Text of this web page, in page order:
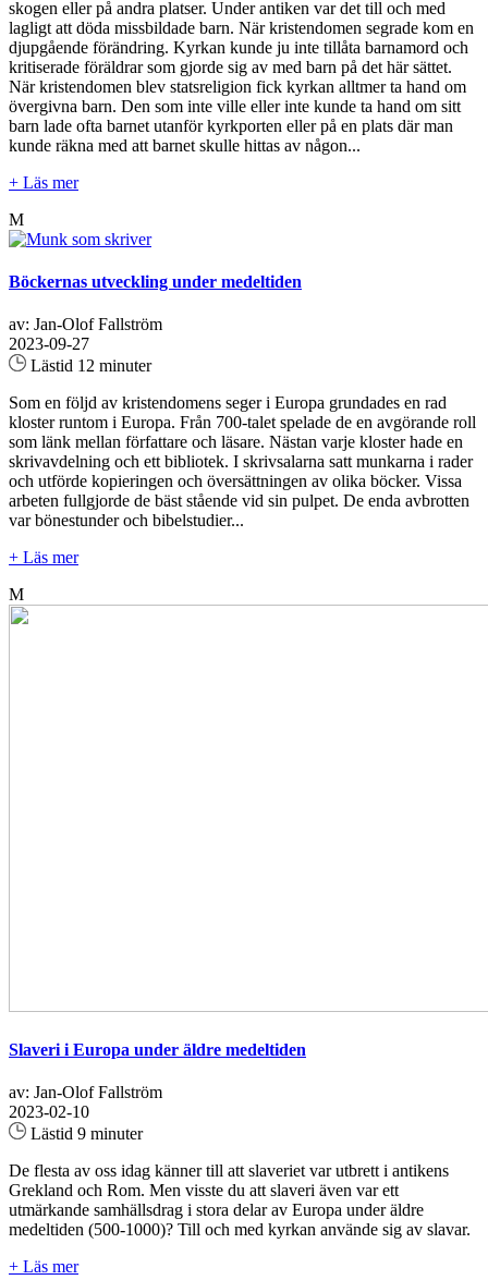
skogen eller på andra platser. Under antiken var det till och med
lagligt att döda missbildade barn. När kristendomen segrade kom en
djupgående förändring. Kyrkan kunde ju inte tillåta barnamord och
kritiserade föräldrar som gjorde sig av med barn på det här sättet.
När kristendomen blev statsreligion fick kyrkan alltmer ta hand om
övergivna barn. Den som inte ville eller inte kunde ta hand om sitt
barn lade ofta barnet utanför kyrkporten eller på en plats där man
kunde räkna med att barnet skulle hittas av någon...
+ Läs mer
M
Böckernas utveckling under medeltiden
av: Jan-Olof Fallström
2023-09-27
Lästid 12 minuter
Som en följd av kristendomens seger i Europa grundades en rad
kloster runtom i Europa. Från 700-talet spelade de en avgörande roll
som länk mellan författare och läsare. Nästan varje kloster hade en
skrivavdelning och ett bibliotek. I skrivsalarna satt munkarna i rader
och utförde kopieringen och översättningen av olika böcker. Vissa
arbeten fullgjorde de bäst stående vid sin pulpet. De enda avbrotten
var bönestunder och bibelstudier...
+ Läs mer
M
Slaveri i Europa under äldre medeltiden
av: Jan-Olof Fallström
2023-02-10
Lästid 9 minuter
De flesta av oss idag känner till att slaveriet var utbrett i antikens
Grekland och Rom. Men visste du att slaveri även var ett
utmärkande samhällsdrag i stora delar av Europa under äldre
medeltiden (500-1000)? Till och med kyrkan använde sig av slavar.
+ Läs mer